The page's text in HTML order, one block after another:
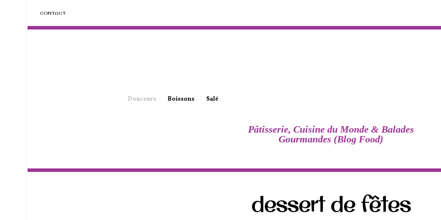
CONTACT
Douceurs Boissons Salé
Pâtisserie, Cuisine du Monde & Balades
Gourmandes (Blog Food)
dessert de fêtes